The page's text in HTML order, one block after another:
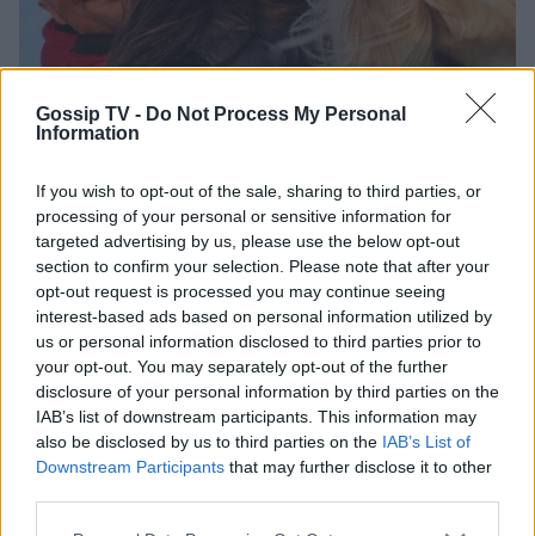
Gossip TV - Do Not Process My Personal
Information
If you wish to opt-out of the sale, sharing to third parties, or
processing of your personal or sensitive information for
targeted advertising by us, please use the below opt-out
section to confirm your selection. Please note that after your
opt-out request is processed you may continue seeing
interest-based ads based on personal information utilized by
us or personal information disclosed to third parties prior to
your opt-out. You may separately opt-out of the further
disclosure of your personal information by third parties on the
IAB’s list of downstream participants. This information may
also be disclosed by us to third parties on the IAB’s List of
Downstream Participants that may further disclose it to other
Δεν κρύβουν τον έρωτά τους.